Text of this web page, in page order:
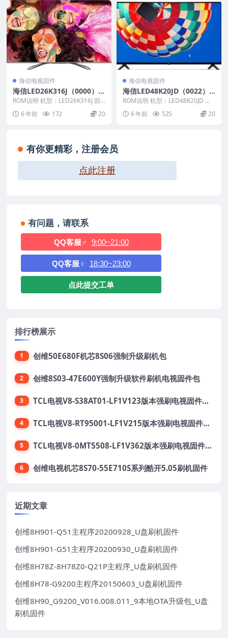
海信电视固件
海信LED26K316J（0000）B
OM1_C001_20120805官方
原厂USB刷机电视固件包
ROM说明 机型：LED26K316J 固
件版本：（0000） BOM：1 海
信...6 年前 172 20
海信电视固件
海信LED48K20JD（0022）B
OM3原装救砖刷机电视固件
包
ROM说明 机型：LED48K20JD 固
件版本：（0022） BOM：3 海
信...6 年前 525 20
有你更精彩，注册会员
点此注册
有问题，请联系
QQ客服♂ 9:00~21:00
QQ客服♀ 18:30~23:00
点此提交工单
排行榜展示
1 创维50E680F机芯8S06强制升级刷机包
2 创维8S03-47E600Y强制升级软件刷机电视固件包
3 TCL电视V8-S38AT01-LF1V123版本强刷电视固件包下载
4 TCL电视V8-RT95001-LF1V215版本强刷电视固件包下载
5 TCL电视V8-0MT5508-LF1V362版本强刷电视固件包下载
6 创维电视机芯8S70-55E710S系列酷开5.05刷机固件
近期文章
创维8H901-Q51主程序20200928_U盘刷机固件
创维8H901-G51主程序20200930_U盘刷机固件
创维8H78Z-8H78Z0-Q21P主程序_U盘刷机固件
创维8H78-G9200主程序20150603_U盘刷机固件
创维8H90_G9200_V016.008.011_9本地OTA升级包_U盘
刷机固件